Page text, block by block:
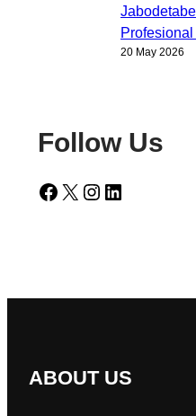
20 May 2026
Follow Us
Facebook X Instagram LinkedIn
ABOUT US